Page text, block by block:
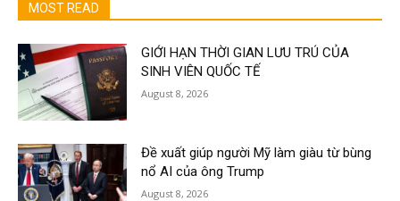
MOST READ
GIỚI HẠN THỜI GIAN LƯU TRÚ CỦA
SINH VIÊN QUỐC TẾ
August 8, 2026
Đề xuất giúp người Mỹ làm giàu từ bùng
nổ AI của ông Trump
August 8, 2026